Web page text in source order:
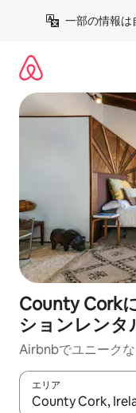
一部の情報は
County Cork
ションレンタ
Airbnbでユニーク
エリア
検索結果が表示さ